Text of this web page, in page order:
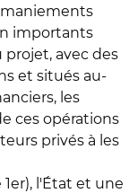
importants
avec des
et situés au-
les
ces opérations
privés à les
1er), l'État et une